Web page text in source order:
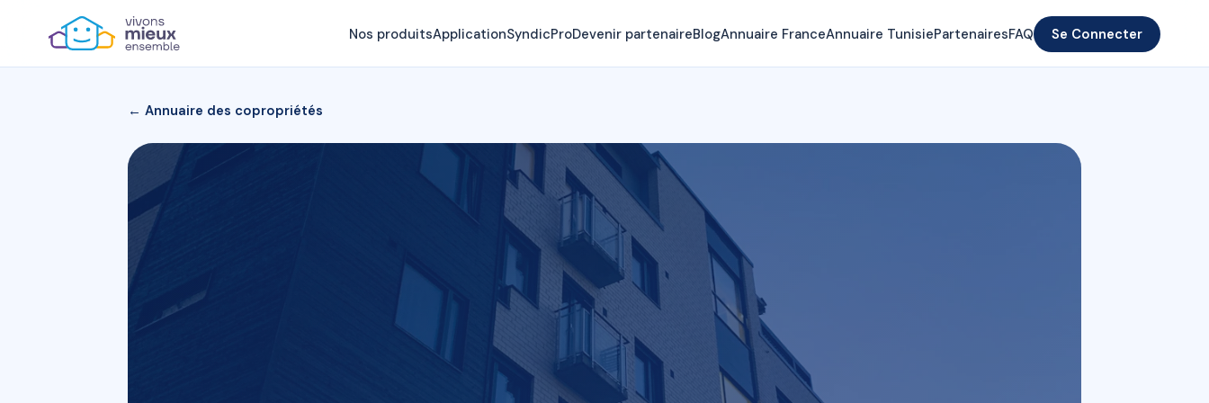
Nos produitsApplicationSyndicProDevenir partenaireBlogAnnuaire FranceAnnuaire TunisiePartenairesFAQ Se Connecter
← Annuaire des copropriétés